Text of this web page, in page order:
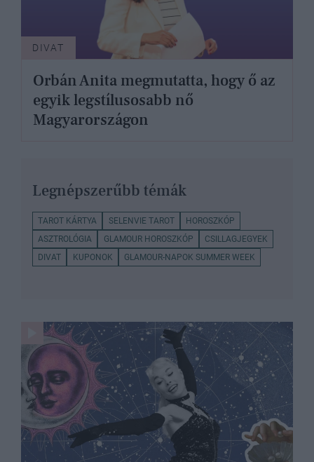
DIVAT
Orbán Anita megmutatta, hogy ő az
egyik legstílusosabb nő
Magyarországon
Legnépszerűbb témák
TAROT KÁRTYA SELENVIE TAROT
HOROSZKÓP
ASZTROLÓGIA
GLAMOUR HOROSZKÓP
CSILLAGJEGYEK
DIVAT
KUPONOK GLAMOUR-NAPOK SUMMER WEEK